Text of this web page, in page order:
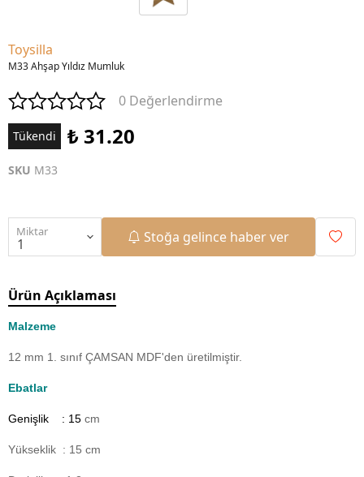
Toysilla
M33 Ahşap Yıldız Mumluk
0 Değerlendirme
Tükendi ₺ 31.20
SKU M33
Miktar Stoğa gelince haber ver
Ürün Açıklaması
Malzeme
12 mm 1. sınıf ÇAMSAN MDF'den üretilmiştir.
Ebatlar
Genişlik : 15 cm
Yükseklik : 15 cm